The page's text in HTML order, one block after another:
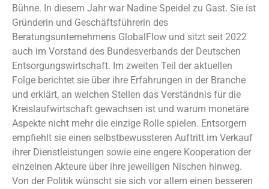
Bühne. In diesem Jahr war Nadine Speidel zu Gast. Sie ist
Gründerin und Geschäftsführerin des
Beratungsunternehmens GlobalFlow und sitzt seit 2022
auch im Vorstand des Bundesverbands der Deutschen
Entsorgungswirtschaft. Im zweiten Teil der aktuellen
Folge berichtet sie über ihre Erfahrungen in der Branche
und erklärt, an welchen Stellen das Verständnis für die
Kreislaufwirtschaft gewachsen ist und warum monetäre
Aspekte nicht mehr die einzige Rolle spielen. Entsorgern
empfiehlt sie einen selbstbewussteren Auftritt im Verkauf
ihrer Dienstleistungen sowie eine engere Kooperation der
einzelnen Akteure über ihre jeweiligen Nischen hinweg.
Von der Politik wünscht sie sich vor allem einen besseren